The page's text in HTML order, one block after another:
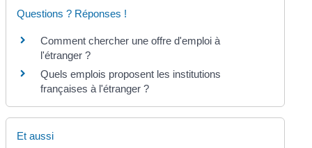
Questions ? Réponses !
Comment chercher une offre d'emploi à
l'étranger ?
Quels emplois proposent les institutions
françaises à l'étranger ?
Et aussi